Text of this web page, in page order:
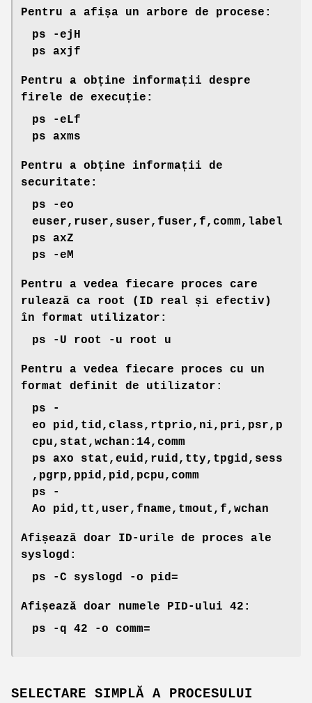
Pentru a afișa un arbore de procese:
ps -ejH
ps axjf
Pentru a obține informații despre
firele de execuție:
ps -eLf
ps axms
Pentru a obține informații de
securitate:
ps -eo
euser,ruser,suser,fuser,f,comm,label
ps axZ
ps -eM
Pentru a vedea fiecare proces care
rulează ca root (ID real și efectiv)
în format utilizator:
ps -U root -u root u
Pentru a vedea fiecare proces cu un
format definit de utilizator:
ps -
eo pid,tid,class,rtprio,ni,pri,psr,p
cpu,stat,wchan:14,comm
ps axo stat,euid,ruid,tty,tpgid,sess
,pgrp,ppid,pid,pcpu,comm
ps -
Ao pid,tt,user,fname,tmout,f,wchan
Afișează doar ID-urile de proces ale
syslogd:
ps -C syslogd -o pid=
Afișează doar numele PID-ului 42:
ps -q 42 -o comm=
SELECTARE SIMPLĂ A PROCESULUI